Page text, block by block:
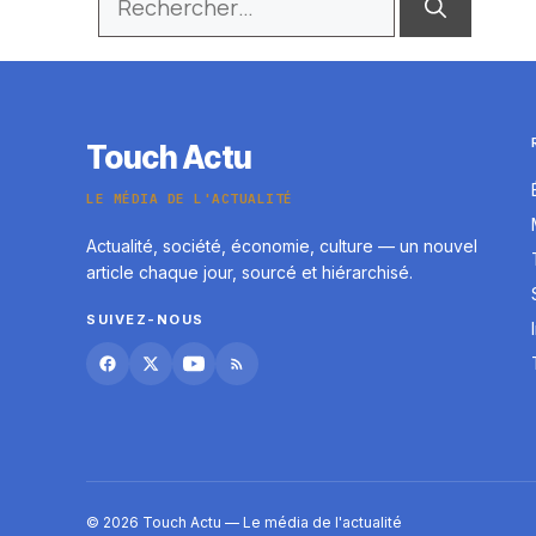
Touch Actu
LE MÉDIA DE L'ACTUALITÉ
Actualité, société, économie, culture — un nouvel
article chaque jour, sourcé et hiérarchisé.
SUIVEZ-NOUS
© 2026 Touch Actu — Le média de l'actualité